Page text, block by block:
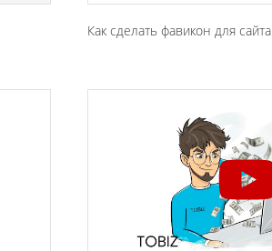
Как сделать фавикон для сайта